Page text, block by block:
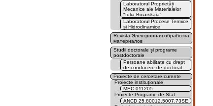
Laboratorul Proprietăți
Mecanice ale Materialelor
"Iulia Boiarskaia"
Laboratorul Procese Termice
și Hidrodinamice
Revista Электронная обработка
материалов
Studii doctorale și programe
postdoctorale
Persoane abilitate cu drept
de conducere de doctorat
Proiecte de cercetare curente
Proiecte instituționale
MEC 011205
Proiecte Programe de Stat
ANCD 25.80012.5007.73SE